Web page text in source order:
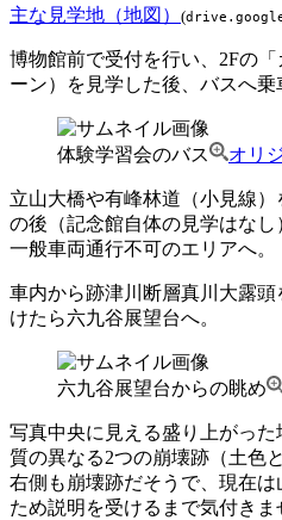
主な見学地（地図） (
博物館前で受付を行い、2Fの
ーン）を見学した後、バスへ乗
体験学習会のバス オリ
立山大橋や有峰林道（小見線
の後（記念館自体の見学はな
一般車両通行不可のエリアへ。
車内から跡津川断層真川大露
けたら六九谷展望台へ。
六九谷展望台からの眺め
写真中央に見える盛り上がっ
質の異なる2つの崩壊跡（土色
右側も崩壊跡だそうで、現在
ため説明を受けるまで気付きま